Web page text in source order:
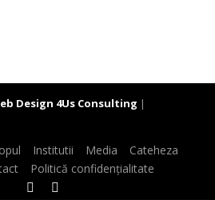
Design 4Us Consulting |
Institutii Media
Cateheza
Politică confidențialitate